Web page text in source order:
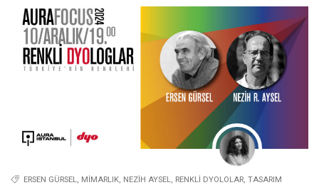
ERSEN GÜRSEL MIMARLIK NEZIH AYSEL RENKLI DYOLOLAR TASARIM